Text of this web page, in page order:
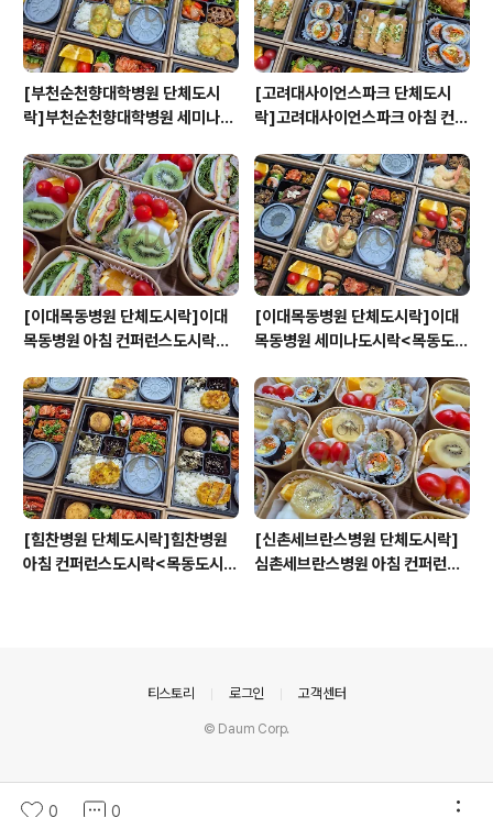
[부천순천향대학병원 단체도시
락]부천순천향대학병원 세미나도
시락케이터링:원스피크닉>
[고려대사이언스파크 단체도시
락]고려대사이언스파크 아침 컨퍼
시락/도시락케이터링:원스피크닉
>
[이대목동병원 단체도시락]이대
목동병원 아침 컨퍼런스도시락<
이터링:원스피크닉>
[이대목동병원 단체도시락]이대
목동병원 세미나도시락<목동도시
원스피크닉>
[힘찬병원 단체도시락]힘찬병원
아침 컨퍼런스도시락<목동도시
[신촌세브란스병원 단체도시락]
심촌세브란스병원 아침 컨퍼런스
0 0
티스토리 로그인 고객센터
© Daum Corp.